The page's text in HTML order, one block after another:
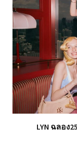
LYN ฉลอง